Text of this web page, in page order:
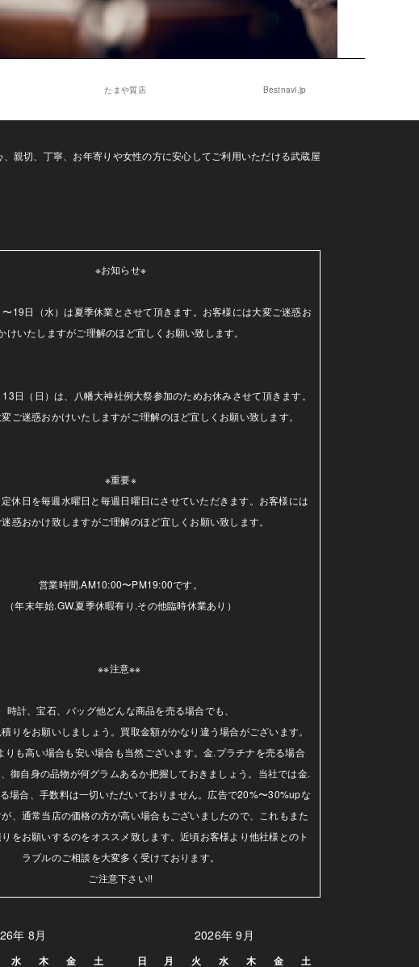
たまや質店 Bestnavi.jp
親切、丁寧、お年寄りや女性の方に安心してご利用いただける武蔵屋
※お知らせ※
19日（水）は夏季休業とさせて頂きます。お客様には大変ご迷惑お
けいたしますがご理解のほど宜しくお願い致します。
日（日）は、八幡大神社例大祭参加のためお休みさせて頂きます。
ご迷惑おかけいたしますがご理解のほど宜しくお願い致します。
※重要※
休日を毎週水曜日と毎週日曜日にさせていただきます。お客様には
惑おかけ致しますがご理解のほど宜しくお願い致します。
営業時間.AM10:00〜PM19:00です。
（年末年始.GW.夏季休暇有り.その他臨時休業あり）
※※注意※※
時計、宝石、バッグ他どんな商品を売る場合でも、
りをお願いしましょう。買取金額がかなり違う場合がございます。
りも高い場合も安い場合も当然ございます。金.プラチナを売る場合
御自身の品物が何グラムあるか把握しておきましょう。当社では金.
場合、手数料は一切いただいておりません。広告で20%〜30%upな
、通常当店の価格の方が高い場合もございましたので、これもまた
をお願いするのをオススメ致します。近頃お客様より他社様とのト
ラブルのご相談を大変多く受けております。
ご注意下さい!!
年 8月
水 木 金 土
2026年 9月
日 月 火 水 木 金 土